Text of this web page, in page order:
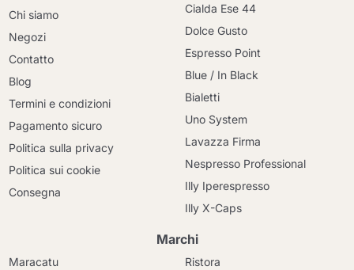
Chi siamo
Negozi
Contatto
Blog
Termini e condizioni
Pagamento sicuro
Politica sulla privacy
Politica sui cookie
Consegna
Cialda Ese 44
Dolce Gusto
Espresso Point
Blue / In Black
Bialetti
Uno System
Lavazza Firma
Nespresso Professional
Illy Iperespresso
Illy X-Caps
Marchi
Maracatu
Ristora